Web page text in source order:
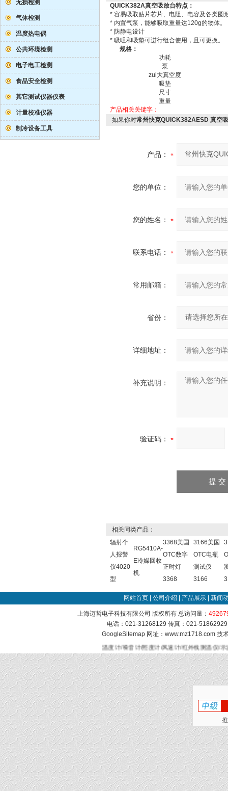
无损检测
气体检测
温度热电偶
公共环境检测
电子电工检测
食品安全检测
其它测试仪器仪表
计量校准仪器
制冷设备工具
QUICK382A真空吸放台特点：
* 容易吸取贴片芯片、电阻、电容及各类圆
* 内置气泵，能够吸取重量达120g的物体。
* 防静电设计
* 吸咀和吸垫可进行组合使用，且可更换。
规格：
功耗
泵
zui大真空度
吸垫
尺寸
重量
产品相关关键字：
如果你对常州快克QUICK382AESD 真空
产品：
您的单位：
您的姓名：
联系电话：
常用邮箱：
省份：
详细地址：
补充说明：
验证码：
相关同类产品：
辐射个
人报警
仪4020
型
RG5410A-
E冷媒回收
机
3368美国
OTC数字
正时灯
3368
3166美国
OTC电瓶
测试仪
3166
网站首页 公司介绍 产品展示 新闻
上海迈哲电子科技有限公司 版权所有 总访问量：
电话：021-31268129 传真：021-
GoogleSitemap网址：www.mz1718.com 技
温度计/噪音计/照度计/风速计/红外线测温仪/